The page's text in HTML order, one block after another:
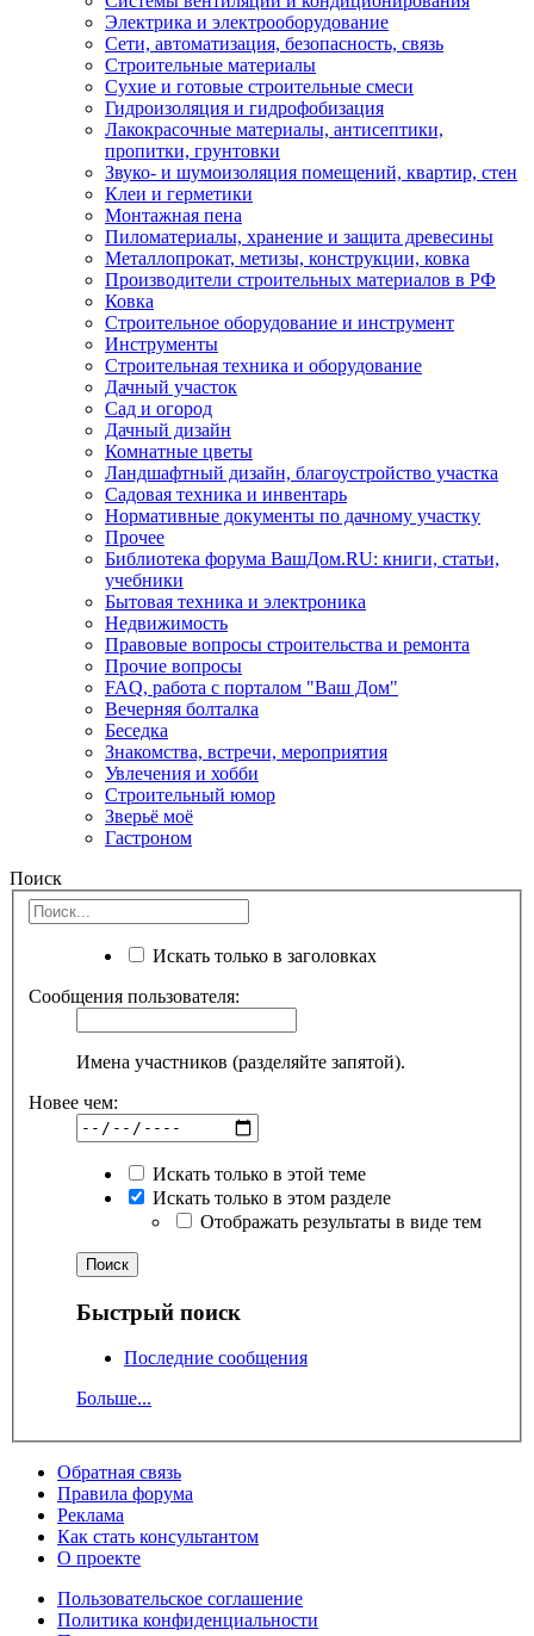
Электрика и электрооборудование
Сети, автоматизация, безопасность, связь
Строительные материалы
Сухие и готовые строительные смеси
Гидроизоляция и гидрофобизация
Лакокрасочные материалы, антисептики,
пропитки, грунтовки
Звуко- и шумоизоляция помещений, квартир, стен
Клеи и герметики
Монтажная пена
Пиломатериалы, хранение и защита древесины
Металлопрокат, метизы, конструкции, ковка
Производители строительных материалов в РФ
Ковка
Строительное оборудование и инструмент
Инструменты
Строительная техника и оборудование
Дачный участок
Сад и огород
Дачный дизайн
Комнатные цветы
Ландшафтный дизайн, благоустройство участка
Садовая техника и инвентарь
Нормативные документы по дачному участку
Прочее
Библиотека форума ВашДом.RU: книги, статьи,
учебники
Бытовая техника и электроника
Недвижимость
Правовые вопросы строительства и ремонта
Прочие вопросы
FAQ, работа с порталом "Ваш Дом"
Вечерняя болталка
Беседка
Знакомства, встречи, мероприятия
Увлечения и хобби
Строительный юмор
Зверьё моё
Гастроном
Поиск
Искать только в заголовках
Сообщения пользователя:
Имена участников (разделяйте запятой).
Новее чем:
Искать только в этой теме
Искать только в этом разделе
Отображать результаты в виде тем
Быстрый поиск
Последние сообщения
Больше...
Обратная связь
Правила форума
Реклама
Как стать консультантом
О проекте
Пользовательское соглашение
Политика конфиденциальности